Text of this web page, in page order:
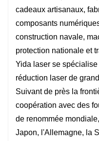
cadeaux artisanaux,
composants
construction navale,
protection nationale et
Yida laser se
réduction laser de
Suivant de près la
coopération avec des
de renommée
Japon, l'Allemagne, la